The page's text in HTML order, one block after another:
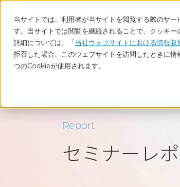
当サイトでは、利用者が当サイトを閲覧する際のサ
す。当サイトでは閲覧を継続されることで、クッキー
詳細については、「当社ウェブサイトにおける情報収
拒否した場合、このウェブサイトを訪問したときに
つのCookieが使用されます。
ホーム セミナーレポート
Report
セミナーレ